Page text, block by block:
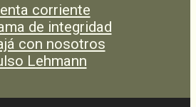
corriente
de integridad
con nosotros
Lehmann